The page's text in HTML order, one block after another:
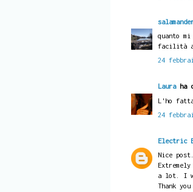
quanto
facilità
24
Lauraha
L'ho
24
Electric
Nice
a lot. I
Thank